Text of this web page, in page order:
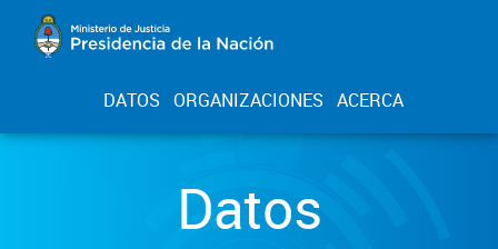
DATOS ORGANIZACIONES ACERCA
Datos